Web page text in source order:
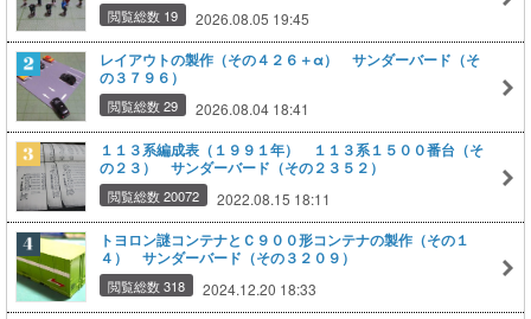
閲覧総数 19 2026.08.05 19:45
レイアウトの製作（その４２６＋α） サンダーバード（そ
の３７９６）
閲覧総数 29 2026.08.04 18:41
１１３系編成表（１９９１年） １１３系１５００番台（そ
の２３） サンダーバード（その２３５２）
閲覧総数 20072 2022.08.15 18:11
トヨロン謎コンテナとＣ９００形コンテナの製作（その１
４） サンダーバード（その３２０９）
閲覧総数 318 2024.12.20 18:33